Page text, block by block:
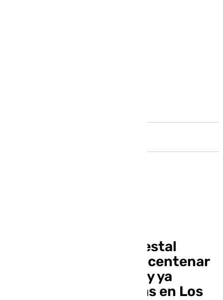
Un gran incendio forestal
obliga a evacuar a un centenar
de vecinos en Murcia y ya
afecta a 110 hectáreas en Los